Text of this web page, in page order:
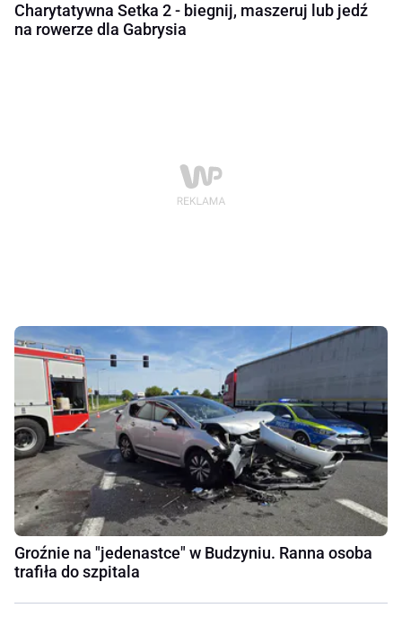
Charytatywna Setka 2 - biegnij, maszeruj lub jedź
na rowerze dla Gabrysia
Groźnie na "jedenastce" w Budzyniu. Ranna osoba
trafiła do szpitala